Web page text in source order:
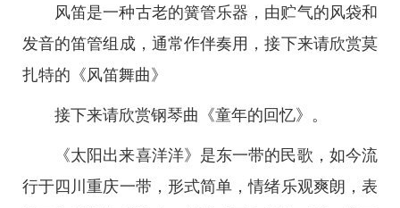
风笛是一种古老的簧管乐器，由贮气的风袋和
发音的笛管组成，通常作伴奏用，接下来请欣赏莫
扎特的《风笛舞曲》
接下来请欣赏钢琴曲《童年的回忆》。
《太阳出来喜洋洋》是东一带的民歌，如今流
行于四川重庆一带，形式简单，情绪乐观爽朗，表